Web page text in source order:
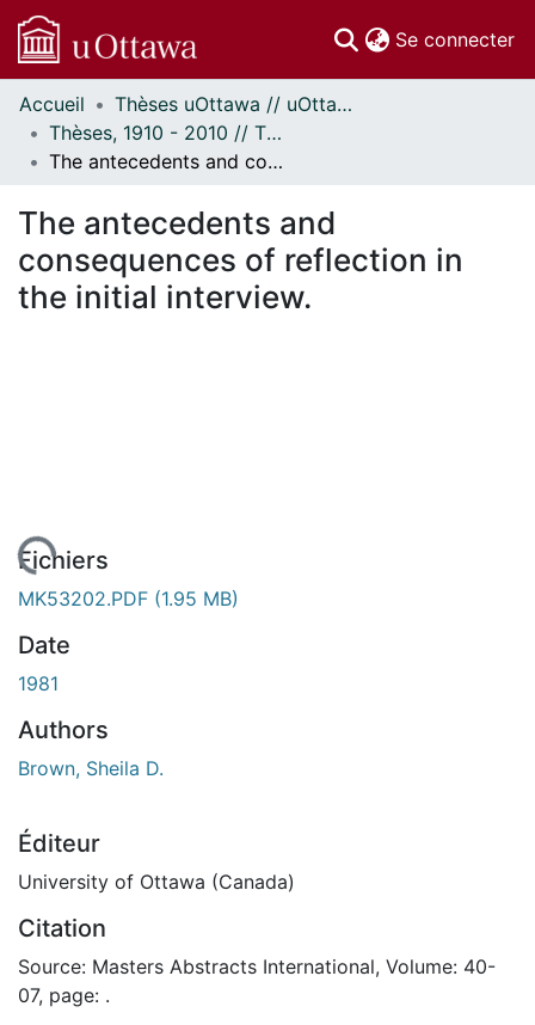
Se connecter
Communautés
et collections
Parcourir
À propos
Accueil
Thèses uOttawa // uOttawa Theses
Thèses, 1910 - 2010 // Theses, 1910 - 2010
The antecedents and consequences of reflection in the initial interview.
The antecedents and
consequences of reflection in
the initial interview.
En cours de chargement...
Fichiers
MK53202.PDF (1.95 MB)
Date
1981
Authors
Brown, Sheila D.
Éditeur
University of Ottawa (Canada)
Citation
Source: Masters Abstracts International, Volume: 40-
07, page: .